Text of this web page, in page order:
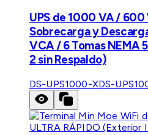
UPS de 1000 VA /
Sobrecarga y
VCA / 6 Tomas NEMA
2 sin Respaldo)
DS-UPS1000-XDS-